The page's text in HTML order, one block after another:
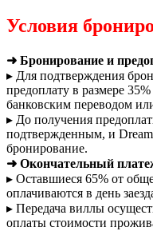
Условия
➜ Бронирование и
▸ Для подтверждения
предоплату в размере
банковским переводом
▸ До получения
подтвержденным, и
бронирование.
➜ Окончательный
▸ Оставшиеся 65% от
оплачиваются в день
▸ Передача виллы
оплаты стоимости